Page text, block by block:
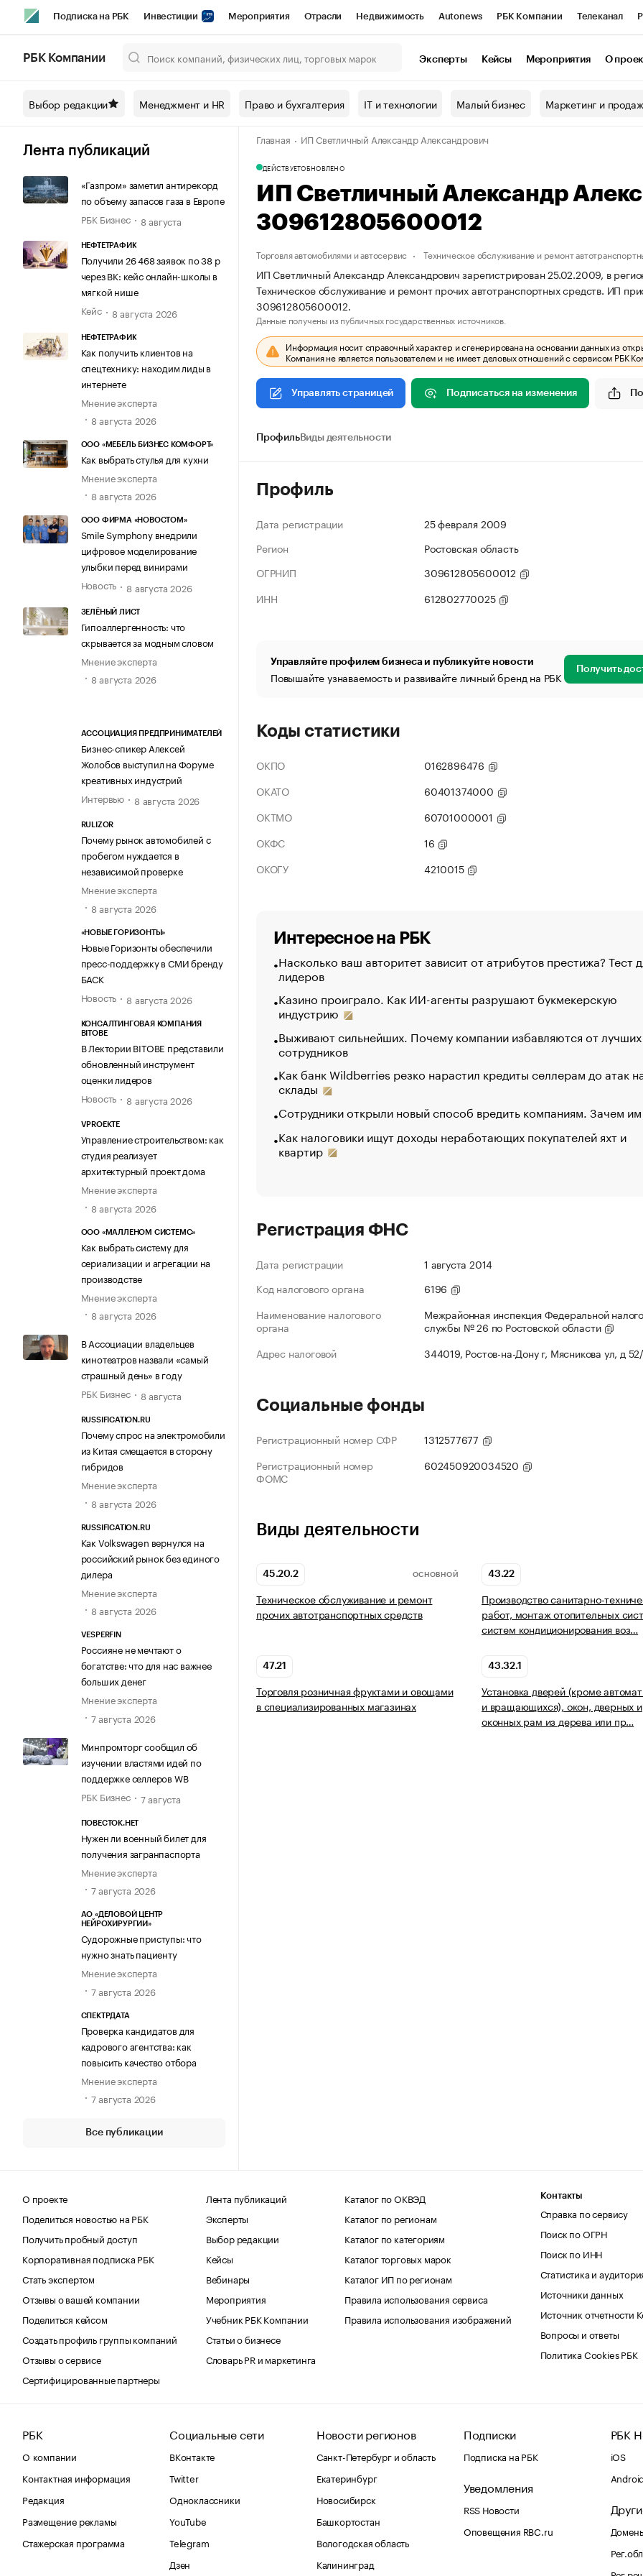
Подписка на РБК Инвестиции Мероприятия Отрасли Недвижимость Autonews РБК Компании Телеканал
Спецпроекты СПб Конференции СПб Спецпроекты Проверка контрагентов
Технологии и медиа Рынок наличной валюты
РБК Компании Эксперты Кейсы Мероприятия О
Выбор редакции Менеджмент и HR Право и бухгалтерия IT и технологии Малый бизнес Маркетинг и
Лента публикаций
«Газпром» заметил антирекорд
по объему запасов газа в Европе
РБК Бизнес
8 августа
НЕФТЕТРАФИК
Получили 26 468 заявок по 38 р
через ВК: кейс онлайн-школы в
мягкой нише
Кейс
8 августа 2026
НЕФТЕТРАФИК
Как получить клиентов на
спецтехнику: находим лиды в
интернете
Мнение эксперта
8 августа 2026
ООО «МЕБЕЛЬ БИЗНЕС КОМФОРТ»
Как выбрать стулья для кухни
Мнение эксперта
8 августа 2026
ООО ФИРМА «НОВОСТОМ»
Smile Symphony внедрили
цифровое моделирование
улыбки перед винирами
Новость
8 августа 2026
ЗЕЛЁНЫЙ ЛИСТ
Гипоаллергенность: что
скрывается за модным словом
Мнение эксперта
8 августа 2026
АССОЦИАЦИЯ ПРЕДПРИНИМАТЕЛЕЙ
Бизнес-спикер Алексей
Жолобов выступил на Форуме
креативных индустрий
Интервью
8 августа 2026
RULIZOR
Почему рынок автомобилей с
пробегом нуждается в
независимой проверке
Мнение эксперта
8 августа 2026
«НОВЫЕ ГОРИЗОНТЫ»
Новые Горизонты обеспечили
пресс-поддержку в СМИ бренду
БАСК
Новость
8 августа 2026
КОНСАЛТИНГОВАЯ КОМПАНИЯ
BITOBE
В Лектории BITOBE представили
обновленный инструмент
оценки лидеров
Новость
8 августа 2026
VPROEKTE
Управление строительством: как
студия реализует
архитектурный проект дома
Мнение эксперта
8 августа 2026
ООО «МАЛЛЕНОМ СИСТЕМС»
Как выбрать систему для
сериализации и агрегации на
производстве
Мнение эксперта
8 августа 2026
В Ассоциации владельцев
кинотеатров назвали «самый
страшный день» в году
РБК Бизнес
8 августа
RUSSIFICATION.RU
Почему спрос на электромобили
из Китая смещается в сторону
гибридов
Мнение эксперта
8 августа 2026
RUSSIFICATION.RU
Как Volkswagen вернулся на
российский рынок без единого
дилера
Мнение эксперта
8 августа 2026
VESPERFIN
Россияне не мечтают о
богатстве: что для нас важнее
больших денег
Мнение эксперта
7 августа 2026
Минпромторг сообщил об
изучении властями идей по
поддержке селлеров WB
РБК Бизнес
7 августа
ПОВЕСТОК.НЕТ
Нужен ли военный билет для
получения загранпаспорта
Мнение эксперта
7 августа 2026
АО «ДЕЛОВОЙ ЦЕНТР
НЕЙРОХИРУРГИИ»
Судорожные приступы: что
нужно знать пациенту
Мнение эксперта
7 августа 2026
СПЕКТРДАТА
Проверка кандидатов для
кадрового агентства: как
повысить качество отбора
Мнение эксперта
7 августа 2026
Все публикации
Главная ИП Светличный Александр Александрович
ДЕЙСТВУЕТОБНОВЛЕНО
ИП Светличный Александр
309612805600012
Торговля автомобилями и автосервис Техническое обслуживание и ремонт
ИП Светличный Александр Александрович зарегистрирован 25.02.2009, в
Техническое обслуживание и ремонт прочих автотранспортных средств. ИП
309612805600012.
Данные получены из публичных государственных источников.
Информация носит справочный характер и сгенерирована на основании данных из
Компания не является пользователем и не имеет деловых отношений с сервисом РБК
Управлять страницей Подписаться на изменения
ПрофильВиды деятельности
Профиль
Дата регистрации
25 февраля 2009
Регион
Ростовская область
ОГРНИП
309612805600012
ИНН
612802770025
Управляйте профилем бизнеса и публикуйте новости
Повышайте узнаваемость и развивайте личный бренд на РБК Получить
Коды статистики
ОКПО
0162896476
ОКАТО
60401374000
ОКТМО
60701000001
ОКФС
16
ОКОГУ
4210015
Интересное на РБК
Насколько ваш авторитет зависит от атрибутов престижа? Тест
лидеров
Казино проиграло. Как ИИ-агенты разрушают букмекерскую
индустрию
Выживают сильнейших. Почему компании избавляются от лучших
сотрудников
Как банк Wildberries резко нарастил кредиты селлерам до атак
склады
Сотрудники открыли новый способ вредить компаниям. Зачем
Как налоговики ищут доходы неработающих покупателей яхт и
квартир
Регистрация ФНС
Дата регистрации
1 августа 2014
Код налогового органа
6196
Наименование налогового
органа
Межрайонная инспекция Федеральной
службы № 26 по Ростовской области
Адрес налоговой
344019, Ростов-на-Дону г, Мясникова ул, д
Социальные фонды
Регистрационный номер СФР
1312577677
Регистрационный номер
ФОМС
602450920034520
Виды деятельности
45.20.2 ОСНОВНОЙ
Техническое обслуживание и ремонт
прочих автотранспортных средств
43.22
Производство санитарно-
работ, монтаж отопительных
систем кондиционирования воз…
47.21
Торговля розничная фруктами и овощами
в специализированных магазинах
43.32.1
Установка дверей (кроме
и вращающихся), окон, дверных и
оконных рам из дерева или пр…
О проекте
Поделиться новостью на РБК
Получить пробный доступ
Корпоративная подписка РБК
Стать экспертом
Отзывы о вашей компании
Поделиться кейсом
Создать профиль группы компаний
Отзывы о сервисе
Сертифицированные партнеры
Лента публикаций
Эксперты
Выбор редакции
Кейсы
Вебинары
Мероприятия
Учебник РБК Компании
Статьи о бизнесе
Словарь PR и маркетинга
Каталог по ОКВЭД
Каталог по регионам
Каталог по категориям
Каталог торговых марок
Каталог ИП по регионам
Правила использования сервиса
Правила использования изображений
Контакты
Справка по сервису
Поиск по ОГРН
Поиск по ИНН
Статистика и
Источники данных
Источник отчетности
Вопросы и ответы
Политика Cookies РБК
РБК
О компании
Контактная информация
Редакция
Размещение рекламы
Стажерская программа
Социальные сети
ВКонтакте
Twitter
Одноклассники
YouTube
Telegram
Дзен
Новости регионов
Санкт-Петербург и область
Екатеринбург
Новосибирск
Башкортостан
Вологодская область
Калининград
Подписки
Подписка на РБК
Уведомления
RSS Новости
Оповещения RBC.ru
РБК
iOS